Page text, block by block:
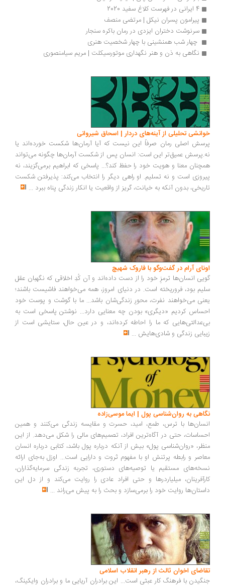
پیرامون پسران نیکل | مرتضی منصف
سرنوشت دختران ایزدی در رمان باکره سنجار
چهار شب همنشینی با چهار شخصیت هنری
نگاهی به ذن و هنر نگهداری موتورسیکلت | مریم سیامنصوری
تحلیلی از آینه‌های دردار | اسحاق شیروانی
اصلی رمان صرفاً این نیست که آیا آرمان‌ها شکست خورده‌اند یا
عمیق‌تر این است: انسان پس از شکست آرمان‌ها چگونه می‌تواند
معنا و هویت خود را حفظ کند؟... پاسخی که ابراهیم برمی‌گزیند، نه
است و نه تسلیم. او راهی دیگر را انتخاب می‌کند: پذیرفتن شکست
بدون آنکه به خیانت، گریز از واقعیت یا انکار زندگی پناه ببرد...
آرام در گفت‌وگو با فاروک شهیچ‭
انسان‌ها ترمزِ خود را از دست داده‌اند و آن کُدِ اخلاقی که نگهبان عقل
بود، فروریخته است. در دنیای امروز، همه می‌خواهند فاشیست باشند؛
می‌خواهند نفرت، محورِ زندگی‌شان باشد... ما با گوشت و پوست خود
کردیم «دیگری» بودن چه معنایی دارد... نوشتن پاسخی است به
که ما را احاطه کرده‌اند، و در عین حال، ستایشی است از
زندگی و شادی‌هایش...
به روان‌شناسی پول | ایما موسی‌زاده
با ترس، طمع، امید، حسرت و مقایسه زندگی می‌کنند و همین
حتی در آگاه‌ترین افراد، تصمیم‌های مالی را شکل می‌دهد. از این
«روان‌شناسی پول» بیش از آنکه درباره پول باشد، کتابی درباره انسان
و رابطه پرتنش او با مفهوم ثروت و دارایی است... اوزل به‌جای ارائه
مستقیم یا توصیه‌های دستوری، تجربه زندگی سرمایه‌گذاران،
میلیاردرها و حتی افراد عادی را روایت می‌کند و از دل این
روایت خود را برمی‌سازد و بحث را به پیش می‌راند ...
اخوان ثالث از رهبر انقلاب اسلامی
با فرهنگ کار عبثی است... این برادران آریایی ما و برادران وایکینگ،